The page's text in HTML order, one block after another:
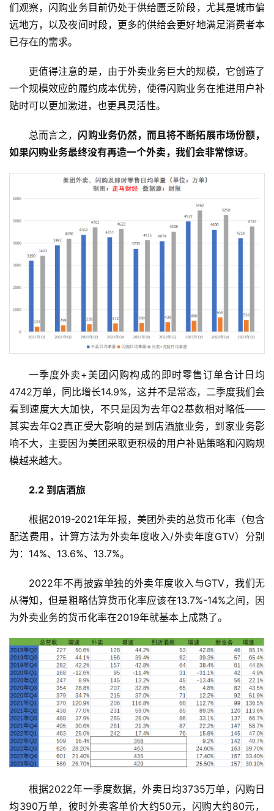
们观察，闪购业务目前仍处于供给匮乏阶段，尤其是城市偏
远地方，以及夜间时段，更多的供给会更好地满足消费者本
已存在的需求。
更值得注意的是，由于外卖业务巨大的规模，它创造了
一个规模效应的履约成本优势，使得闪购业务在推进用户补
贴时可以更加激进，也更具灵活性。
总而言之， 闪购业务仍然，而且将不断拓展市场份额，
如果闪购业务最终没有再造一个外卖，我们会非常惊讶。
一季度外卖+美团闪购构成的即时零售订单合计日均
4742万单，同比增长14.9%，这并不是常态，二季度我们会
看到速度大大加快，不只是因为去年Q2基数相对略低——
其实去年Q2真正受大影响的是到店酒旅业务，到家业务影
响不大，主要因为美团采取更积极的用户补贴策略和闪购规
模越来越大。
2.2 到店酒旅
根据2019-2021年年报，美团外卖的总货币化率（包含
配送费用，计算方法为外卖年度收入/外卖年度GTV）分别
为：14%、13.6%、13.7%。
2022年不再披露单独的外卖年度收入与GTV，我们无
从得知，但是粗略估算货币化率应该在13.7%-14%之间，因
为外卖业务的货币化率在2019年就基本上成熟了。
根据2022年一季度数据，外卖日均3735万单，闪购日
均390万单，彼时外卖客单价大约50元，闪购大约80元，